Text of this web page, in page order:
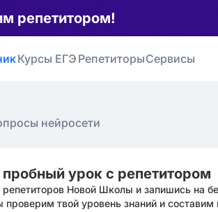
репетитором!
Курсы ЕГЭ РепетиторыСервисы
нейросети
урок с репетитором
Новой Школы и запишись на
твой уровень знаний и составим